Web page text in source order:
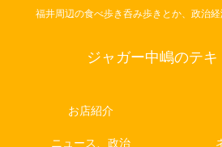
福井周辺の食べ歩き呑み歩きとか、政治
ジャガー中嶋のテ
お店紹介
ニュース、政治